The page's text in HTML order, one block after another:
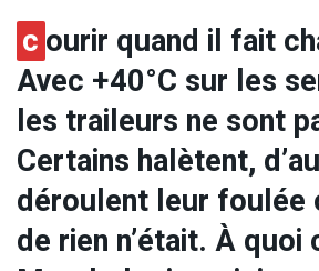
c ourir quand il fait
Avec +40°C sur les
les traileurs ne sont
Certains halètent,
déroulent leur foulée
de rien n’était. À quoi